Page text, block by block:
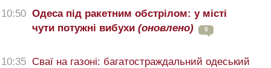
10:50 Одеса під ракетним обстрілом: у місті
чути потужні вибухи (оновлено) 5
10:35 Сваї на газоні: багатостраждальний одеський